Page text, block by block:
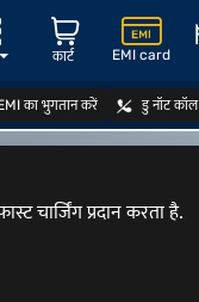
EMI card
कार्ट
का भुगतान करें डु नॉट कॉल
ऑफर देखें
चार्जिंग प्रदान करता है.